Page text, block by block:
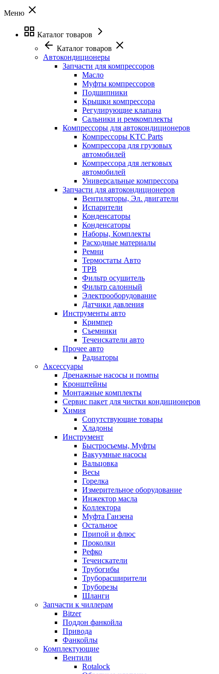
Меню
Каталог товаров
Каталог товаров
Автокондиционеры
Запчасти для компрессоров
Масло
Муфты компрессоров
Подшипники
Крышки компрессора
Регулирующие клапана
Сальники и ремкомплекты
Компрессоры для автокондиционеров
Компрессоры KTC Parts
Компрессора для грузовых
автомобилей
Компрессора для легковых
автомобилей
Универсальные компрессора
Запчасти для автокондиционеров
Вентиляторы, Эл. двигатели
Испарители
Конденсаторы
Конденсаторы
Наборы, Комплекты
Расходные материалы
Ремни
Термостаты Авто
ТРВ
Фильтр осушитель
Фильтр салонный
Электрооборудование
Датчики давления
Инструменты авто
Кримпер
Съемники
Течеискатели авто
Прочее авто
Радиаторы
Аксессуары
Дренажные насосы и помпы
Кронштейны
Монтажные комплекты
Сервис пакет для чистки кондиционеров
Химия
Сопутствующие товары
Хладоны
Инструмент
Быстросъемы, Муфты
Вакуумные насосы
Вальцовка
Весы
Горелка
Измерительное оборудование
Инжектор масла
Коллектора
Муфта Ганзена
Остальное
Припой и флюс
Проколки
Рефко
Течеискатели
Трубогибы
Труборасширители
Труборезы
Шланги
Запчасти к чиллерам
Bitzer
Поддон фанкойла
Привода
Фанкойлы
Комплектующие
Вентили
Rotalock